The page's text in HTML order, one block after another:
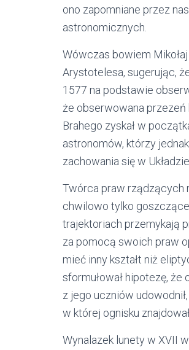
ono zapomniane przez
astronomicznych.
Wówczas bowiem
Arystotelesa, sugerując,
1577 na podstawie
że obserwowana przezeń
Brahego zyskał w
astronomów, którzy
zachowania się w
Twórca praw rządzących
chwilowo tylko
trajektoriach przemykają
za pomocą swoich praw
mieć inny kształt niż
sformułował hipotezę,
z jego uczniów
w której ognisku
Wynalazek lunety w XVII